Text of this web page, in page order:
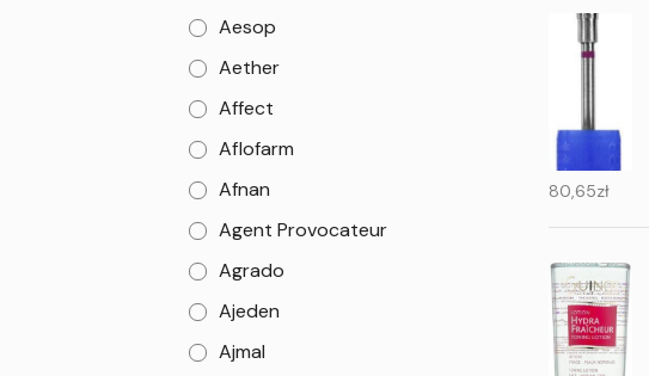
Aesop
Aether
Affect
Aflofarm
Afnan
Agent Provocateur
Agrado
Ajeden
Ajmal
80,65zł